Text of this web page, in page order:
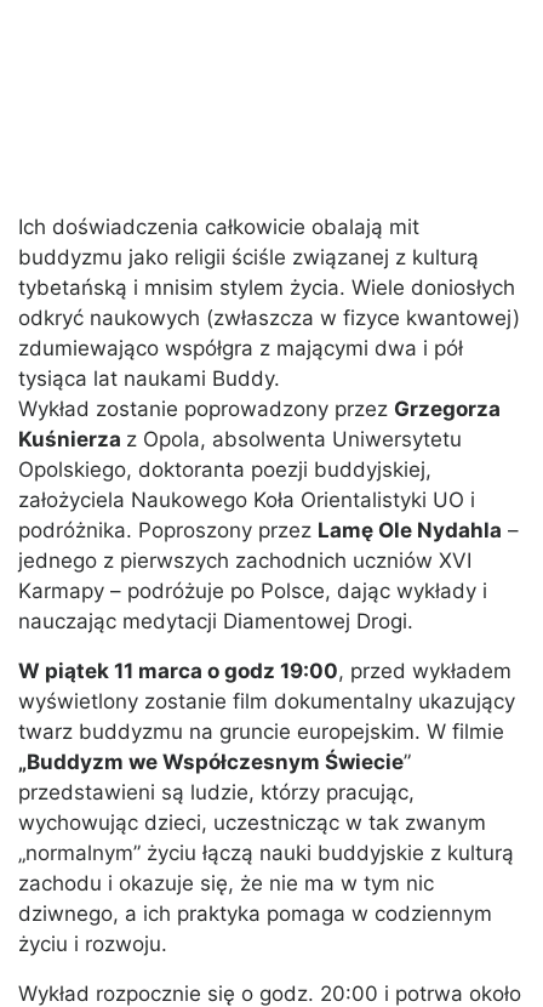
Ich doświadczenia całkowicie obalają mit
buddyzmu jako religii ściśle związanej z kulturą
tybetańską i mnisim stylem życia. Wiele doniosłych
odkryć naukowych (zwłaszcza w fizyce kwantowej)
zdumiewająco współgra z mającymi dwa i pół
tysiąca lat naukami Buddy.
Wykład zostanie poprowadzony przez Grzegorza
Kuśnierza z Opola, absolwenta Uniwersytetu
Opolskiego, doktoranta poezji buddyjskiej,
założyciela Naukowego Koła Orientalistyki UO i
podróżnika. Poproszony przez Lamę Ole Nydahla –
jednego z pierwszych zachodnich uczniów XVI
Karmapy – podróżuje po Polsce, dając wykłady i
nauczając medytacji Diamentowej Drogi.
W piątek 11 marca o godz 19:00, przed wykładem
wyświetlony zostanie film dokumentalny ukazujący
twarz buddyzmu na gruncie europejskim. W filmie
„Buddyzm we Współczesnym Świecie”
przedstawieni są ludzie, którzy pracując,
wychowując dzieci, uczestnicząc w tak zwanym
„normalnym” życiu łączą nauki buddyjskie z kulturą
zachodu i okazuje się, że nie ma w tym nic
dziwnego, a ich praktyka pomaga w codziennym
życiu i rozwoju.
Wykład rozpocznie się o godz. 20:00 i potrwa około